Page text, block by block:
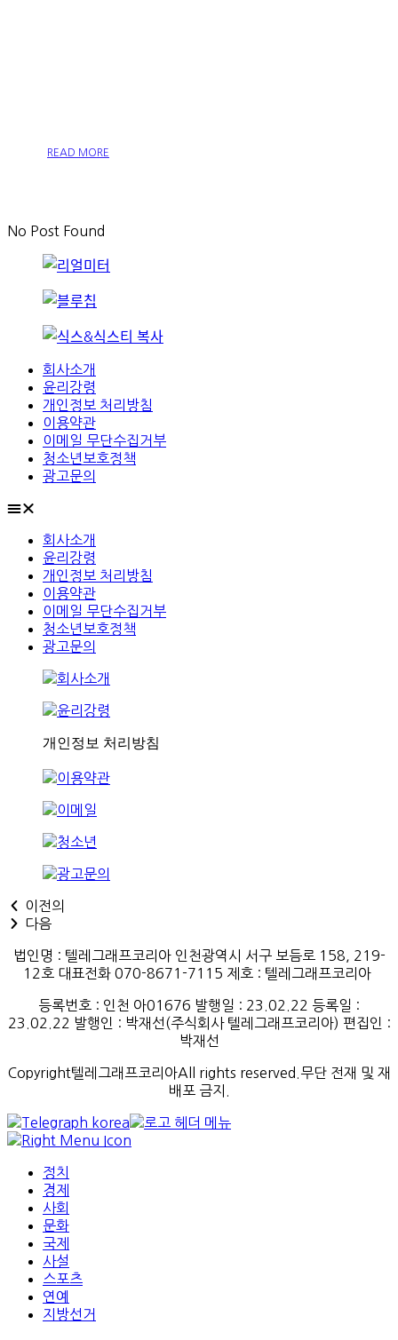
READ MORE
No Post Found
회사소개
윤리강령
개인정보 처리방침
이용약관
이메일 무단수집거부
청소년보호정책
광고문의
회사소개
윤리강령
개인정보 처리방침
이용약관
이메일 무단수집거부
청소년보호정책
광고문의
이전의
다음
법인명 : 텔레그래프코리아 인천광역시 서구 보듬로 158, 219-
12호 대표전화 070-8671-7115 제호 : 텔레그래프코리아
등록번호 : 인천 아01676 발행일 : 23.02.22 등록일 :
23.02.22 발행인 : 박재선(주식회사텔레그래프코리아) 편집인 :
박재선
Copyright텔레그래프코리아All rights reserved.무단 전재 및 재
배포 금지.
정치
경제
사회
문화
국제
사설
스포츠
연예
지방선거